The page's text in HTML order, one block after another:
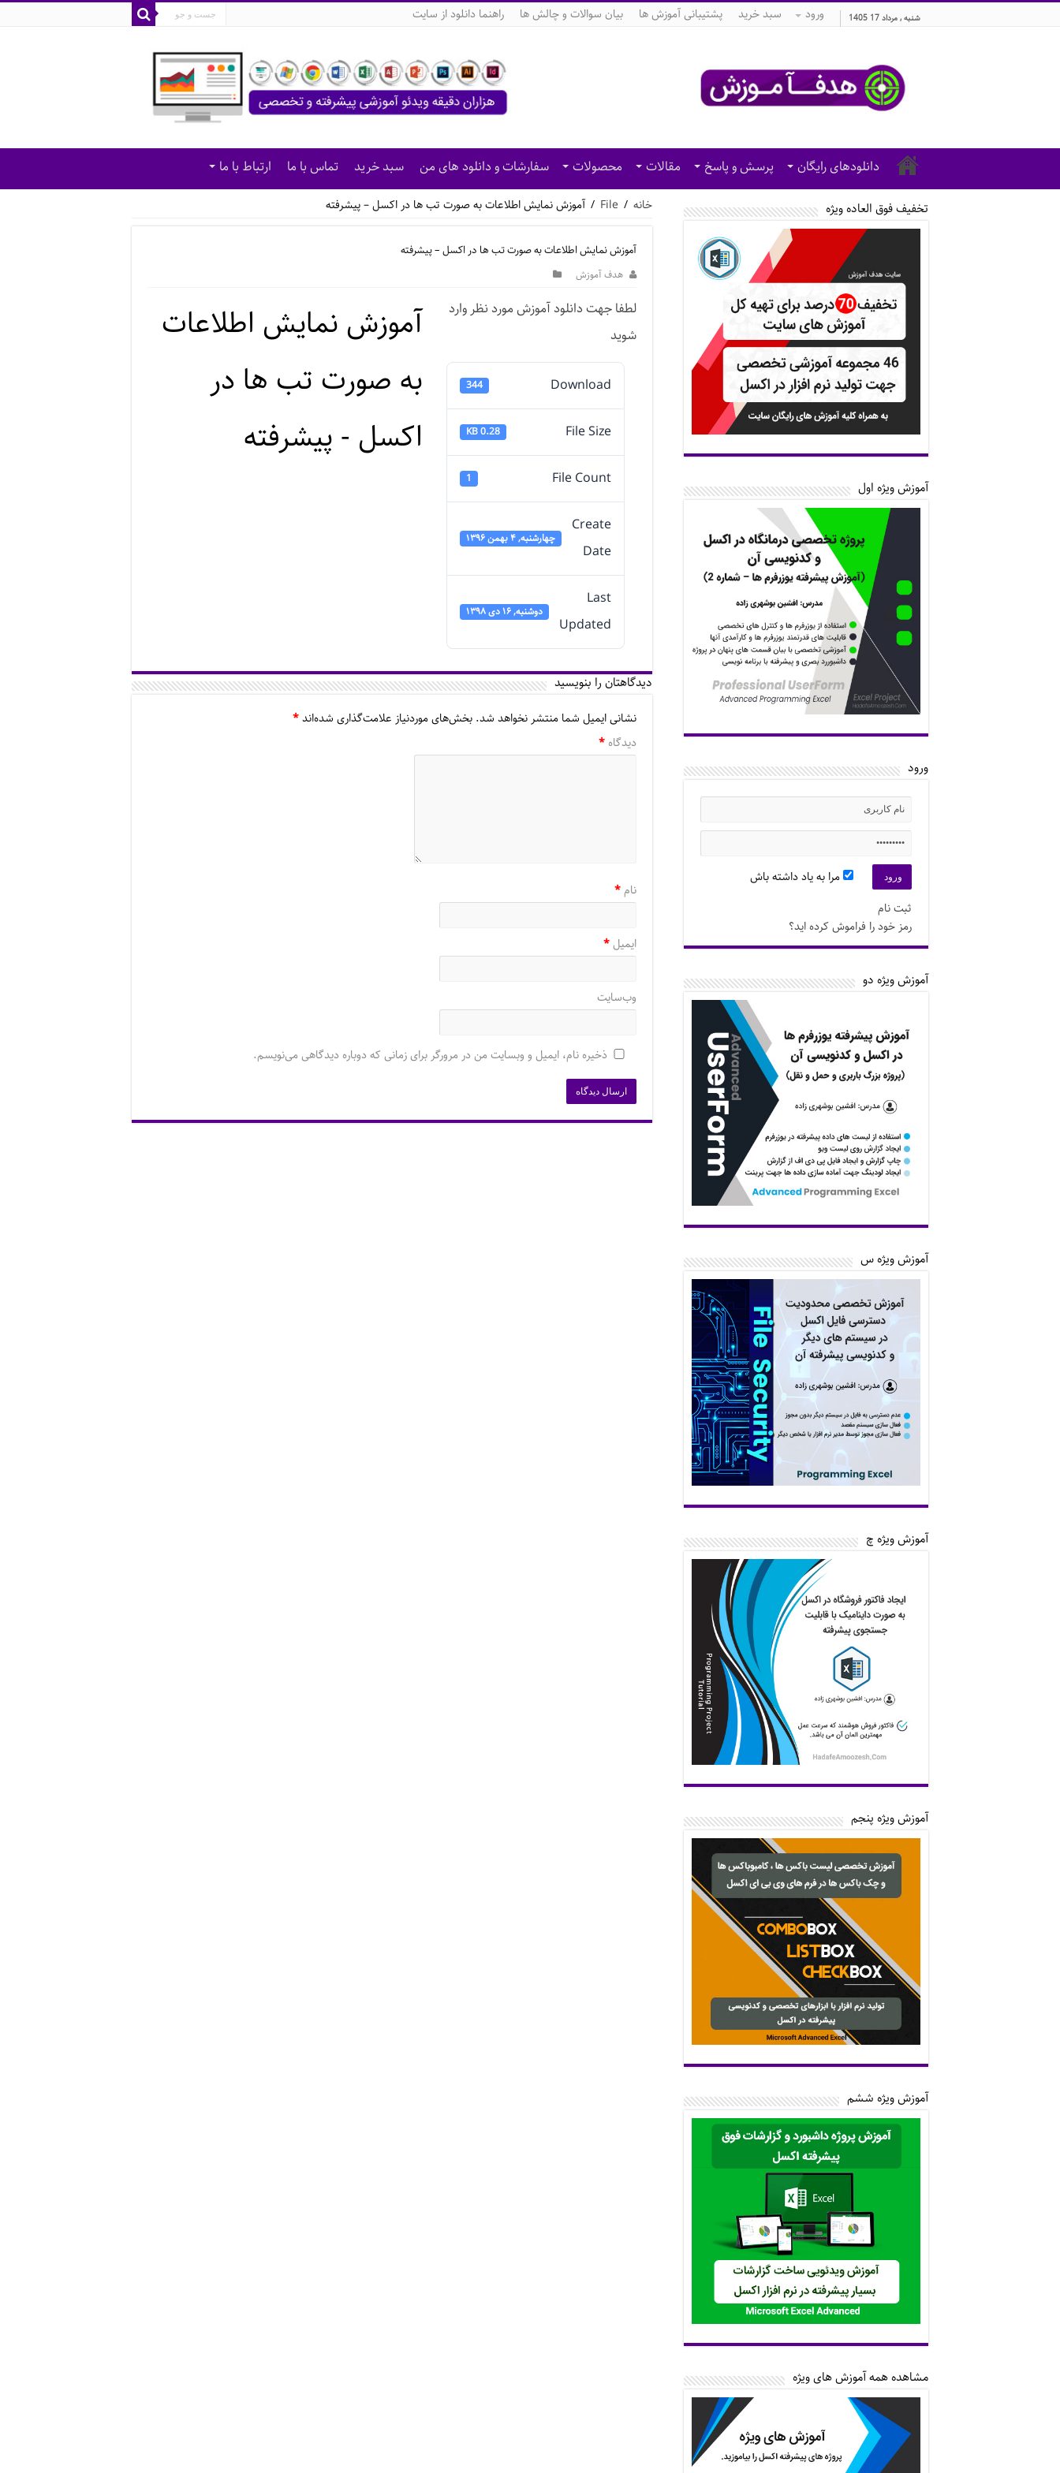
شنبه , مرداد 17 1405 ورود سبد خرید پشتیبانی آموزش ها بیان سوالات و چالش ها راهنما دانلود از سایت
دانلودهای رایگان پرسش و پاسخ مقالات محصولات سفارشات و دانلود های من سبد خرید تماس با ما ارتباط با ما
خانه /
File
/ آموزش نمایش اطلاعات به صورت تب ها در اکسل – پیشرفته
آموزش نمایش اطلاعات به صورت تب ها در اکسل – پیشرفته
هدف آموزش
لطفا جهت دانلود آموزش مورد نظر وارد
شوید
Download
344
File Size
0.28 KB
File Count
1
Create
Date
چهارشنبه, ۴ بهمن ۱۳۹۶
Last
Updated
دوشنبه, ۱۶ دی ۱۳۹۸
آموزش نمایش اطلاعات
به صورت تب ها در
اکسل - پیشرفته
دیدگاهتان را بنویسید
نشانی ایمیل شما منتشر نخواهد شد. بخش‌های موردنیاز علامت‌گذاری شده‌اند*
دیدگاه *
نام*
ایمیل*
وب‌سایت
ذخیره نام، ایمیل و وبسایت من در مرورگر برای زمانی که دوباره دیدگاهی می‌نویسم.
تخفیف فوق العاده ویژه
آموزش ویژه اول
ورود
مرا به یاد داشته باش
ثبت نام
رمز خود را فراموش کرده اید؟
آموزش ویژه دو
آموزش ویژه س
آموزش ویژه چ
آموزش ویژه پنجم
آموزش ویژه ششم
مشاهده همه آموزش های ویژه